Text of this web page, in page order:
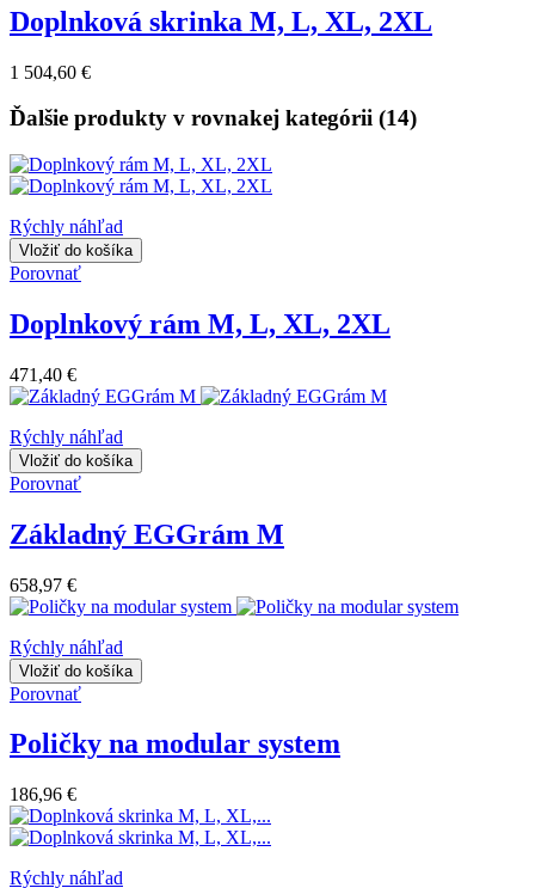
Doplnková skrinka M, L, XL, 2XL
1 504,60 €
Ďalšie produkty v rovnakej kategórii (14)
Rýchly náhľad
Vložiť do košíka
Porovnať
Doplnkový rám M, L, XL, 2XL
471,40 €
Rýchly náhľad
Vložiť do košíka
Porovnať
Základný EGGrám M
658,97 €
Rýchly náhľad
Vložiť do košíka
Porovnať
Poličky na modular system
186,96 €
Rýchly náhľad